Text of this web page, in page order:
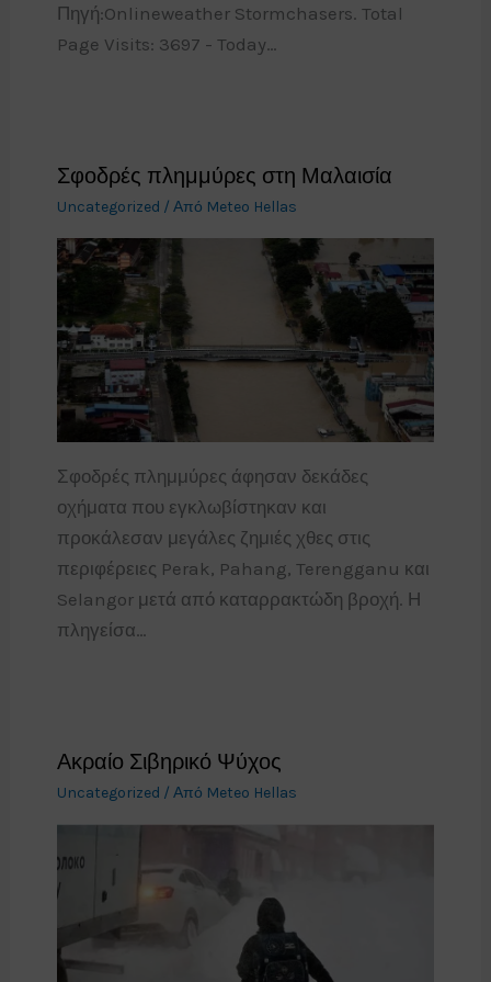
Πηγή:Onlineweather Stormchasers. Total
Page Visits: 3697 - Today…
Σφοδρές πλημμύρες στη Μαλαισία
Uncategorized / Από Meteo Hellas
Σφοδρές πλημμύρες άφησαν δεκάδες
οχήματα που εγκλωβίστηκαν και
προκάλεσαν μεγάλες ζημιές χθες στις
περιφέρειες Perak, Pahang, Terengganu και
Selangor μετά από καταρρακτώδη βροχή. Η
πληγείσα…
Ακραίο Σιβηρικό Ψύχος
Uncategorized / Από Meteo Hellas